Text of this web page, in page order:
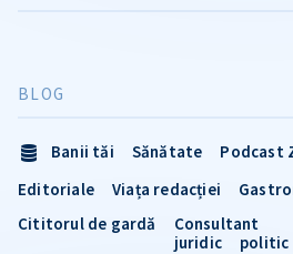
BLOG
Banii tăi Sănătate Podcast
Editoriale
Viața redacției
Cititorul de gardă
Consultant
juridic
politic